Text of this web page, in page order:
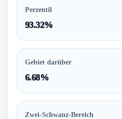
Perzentil
93.32%
Gebiet darüber
6.68%
Zwei-Schwanz-Bereich